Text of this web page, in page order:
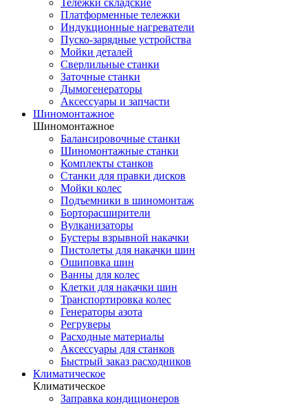
Тележки складские
Платформенные тележки
Индукционные нагреватели
Пуско-зарядные устройства
Мойки деталей
Сверлильные станки
Заточные станки
Дымогенераторы
Аксессуары и запчасти
Шиномонтажное
Шиномонтажное
Балансировочные станки
Шиномонтажные станки
Комплекты станков
Станки для правки дисков
Мойки колес
Подъемники в шиномонтаж
Борторасширители
Вулканизаторы
Бустеры взрывной накачки
Пистолеты для накачки шин
Ошиповка шин
Ванны для колес
Клетки для накачки шин
Транспортировка колес
Генераторы азота
Регруверы
Расходные материалы
Аксессуары для станков
Быстрый заказ расходников
Климатическое
Климатическое
Заправка кондиционеров